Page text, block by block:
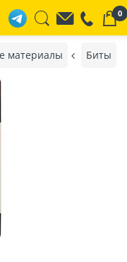
0
материалы Биты